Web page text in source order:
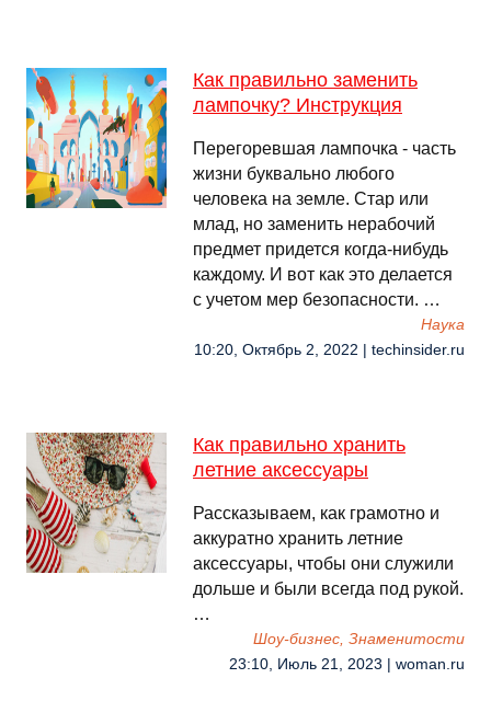
Как правильно заменить
лампочку? Инструкция
Перегоревшая лампочка - часть
жизни буквально любого
человека на земле. Стар или
млад, но заменить нерабочий
предмет придется когда-нибудь
каждому. И вот как это делается
с учетом мер безопасности. …
Наука
10:20, Октябрь 2, 2022 | techinsider.ru
Как правильно хранить
летние аксессуары
Рассказываем, как грамотно и
аккуратно хранить летние
аксессуары, чтобы они служили
дольше и были всегда под рукой.
…
Шоу-бизнес, Знаменитости
23:10, Июль 21, 2023 | woman.ru